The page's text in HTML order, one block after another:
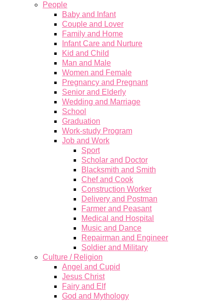
People
Baby and Infant
Couple and Lover
Family and Home
Infant Care and Nurture
Kid and Child
Man and Male
Women and Female
Pregnancy and Pregnant
Senior and Elderly
Wedding and Marriage
School
Graduation
Work-study Program
Job and Work
Sport
Scholar and Doctor
Blacksmith and Smith
Chef and Cook
Construction Worker
Delivery and Postman
Farmer and Peasant
Medical and Hospital
Music and Dance
Repairman and Engineer
Soldier and Military
Culture / Religion
Angel and Cupid
Jesus Christ
Fairy and Elf
God and Mythology